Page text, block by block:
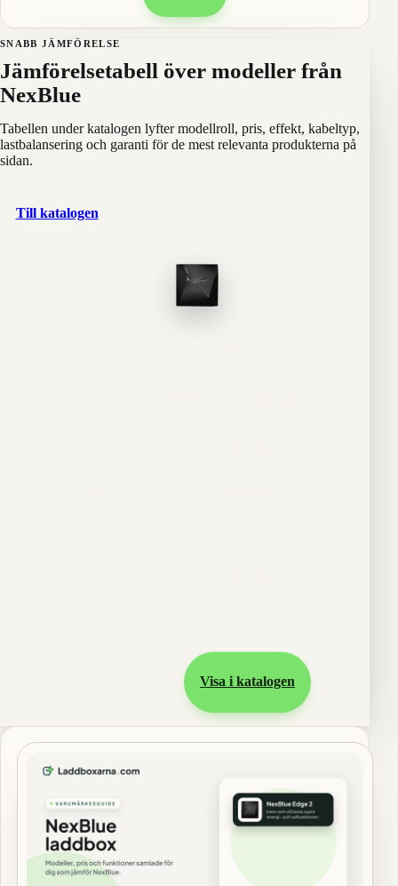
SNABB JÄMFÖRELSE
Jämförelsetabell över modeller från
NexBlue
Tabellen under katalogen lyfter modellroll, pris, effekt, kabeltyp,
lastbalansering och garanti för de mest relevanta produkterna på
sidan.
Till katalogen
Visa i katalogen